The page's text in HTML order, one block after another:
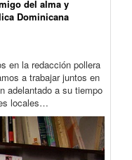
del alma y
Dominicana
la redacción pollera
a trabajar juntos en
adelantado a su tiempo
locales…